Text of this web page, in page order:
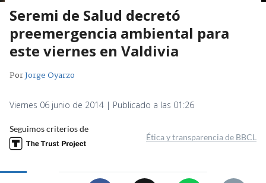
Seremi de Salud decretó
preemergencia ambiental para
este viernes en Valdivia
PorJorge Oyarzo
Viernes 06 junio de 2014 | Publicado a las 01:26
Seguimos criterios de
Ética y transparencia de BBCL